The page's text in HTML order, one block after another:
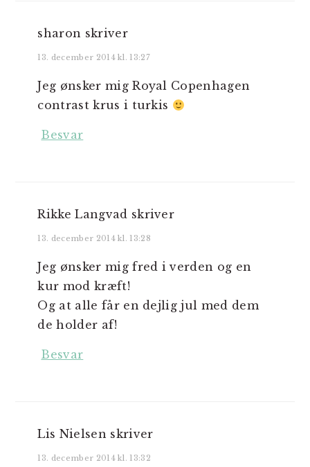
sharon skriver
13. december 2014 kl. 13:27
Jeg ønsker mig Royal Copenhagen
contrast krus i turkis
Besvar
Rikke Langvad skriver
13. december 2014 kl. 13:28
Jeg ønsker mig fred i verden og en
kur mod kræft!
Og at alle får en dejlig jul med dem
de holder af!
Besvar
Lis Nielsen skriver
13. december 2014 kl. 13:32